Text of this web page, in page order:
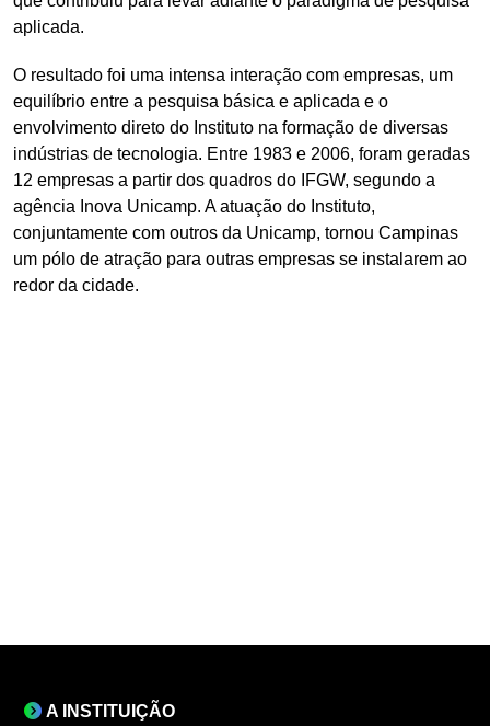
aplicada.
O resultado foi uma intensa interação com empresas, um
equilíbrio entre a pesquisa básica e aplicada e o
envolvimento direto do Instituto na formação de diversas
indústrias de tecnologia. Entre 1983 e 2006, foram geradas
12 empresas a partir dos quadros do IFGW, segundo a
agência Inova Unicamp. A atuação do Instituto,
conjuntamente com outros da Unicamp, tornou Campinas
um pólo de atração para outras empresas se instalarem ao
redor da cidade.
A INSTITUIÇÃO